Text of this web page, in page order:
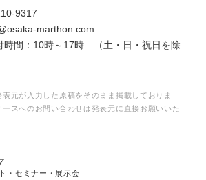
9317
marthon.com
間：10時～17時 （土・日・祝日を除
元が入力した原稿をそのまま掲載しておりま
スへのお問い合わせは発表元に直接お願いいた
・セミナー・展示会